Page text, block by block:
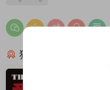
猜你喜欢